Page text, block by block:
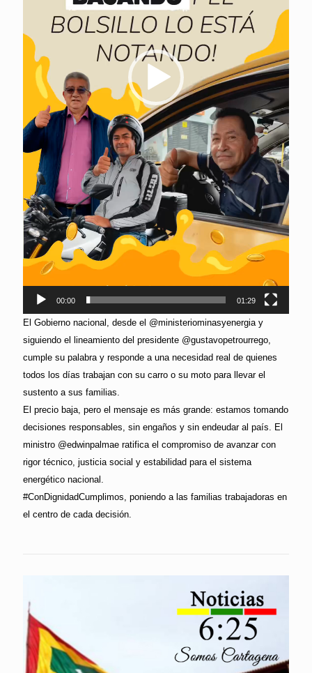
00:00 01:29
El Gobierno nacional, desde el @ministeriominasyenergia y
siguiendo el lineamiento del presidente @gustavopetrourrego,
cumple su palabra y responde a una necesidad real de quienes
todos los días trabajan con su carro o su moto para llevar el
sustento a sus familias.
El precio baja, pero el mensaje es más grande: estamos tomando
decisiones responsables, sin engaños y sin endeudar al país. El
ministro @edwinpalmae ratifica el compromiso de avanzar con
rigor técnico, justicia social y estabilidad para el sistema
energético nacional.
#ConDignidadCumplimos, poniendo a las familias trabajadoras en
el centro de cada decisión.